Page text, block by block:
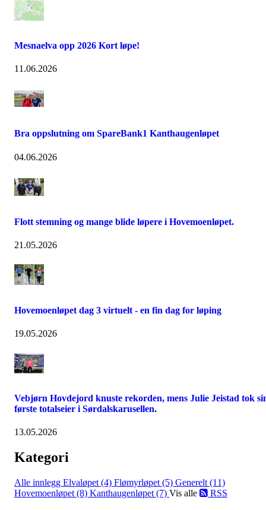
Mesnaelva opp 2026 Kort løpe!
11.06.2026
Bra oppslutning om SpareBank1 Kanthaugenløpet
04.06.2026
Flott stemning og mange blide løpere i Hovemoenløpet.
21.05.2026
Hovemoenløpet dag 3 virtuelt - en fin dag for løping
19.05.2026
Vebjørn Hovdejord knuste rekorden, mens Julie Jeistad tok
første totalseier i Sørdalskarusellen.
13.05.2026
Kategori
Alle innlegg Elvaløpet (4) Flømyrløpet (5) Generelt (11)
Hovemoenløpet (8) Kanthaugenløpet (7) Vis alle RSS